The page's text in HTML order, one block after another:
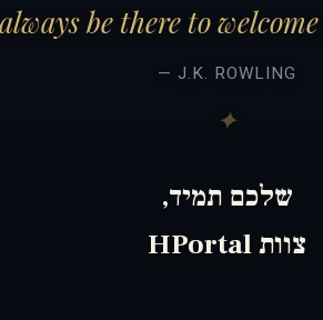
always be there to
— J.K. ROWLING
שלכם תמיד,
צוות HPortal